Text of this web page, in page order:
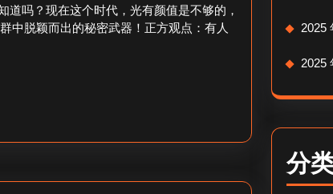
吗？现在这个时代，光有颜值是不够的，
中脱颖而出的秘密武器！正方观点：有人
2025
2025
分